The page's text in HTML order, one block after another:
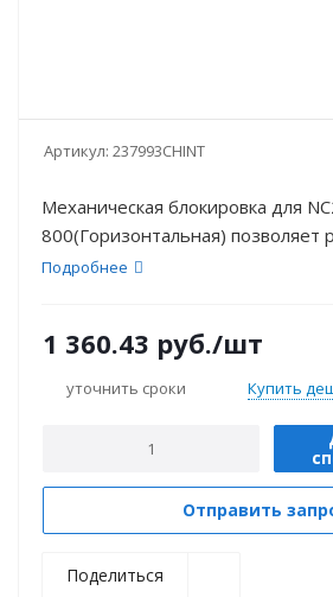
Артикул: 237993CHINT
Механическая блокировка для
800(Горизонтальная) позволяет
функциональные возможности
Подробнее
1 360.43 руб./шт
уточнить сроки Купить
Отправить
Поделиться